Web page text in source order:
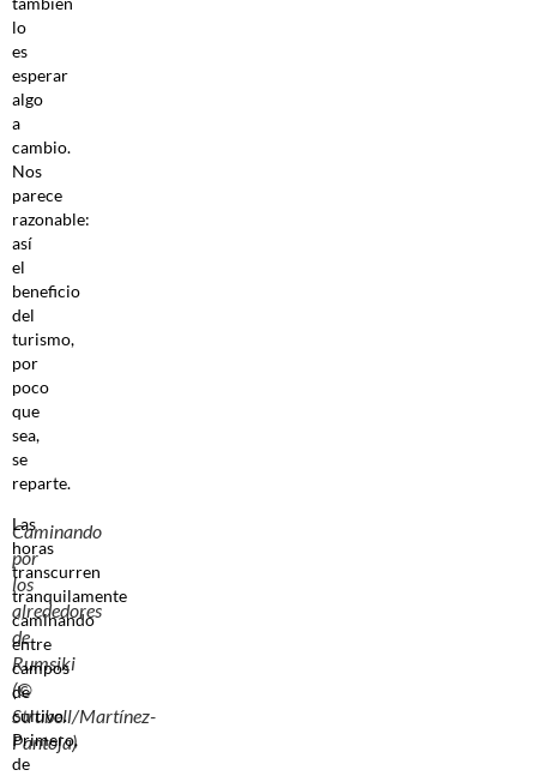
lo
es
esperar
algo
a
cambio.
Nos
parece
razonable:
así
el
beneficio
del
turismo,
por
poco
que
sea,
se
reparte.
Caminando
por
los
alrededores
de
Rumsiki
(©
Strubell/Martínez-
Pantoja)
Las
horas
transcurren
tranquilamente
caminando
entre
campos
de
cultivo.
Primero,
de